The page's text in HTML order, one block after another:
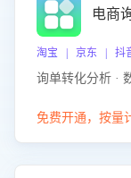
电商
淘宝 | 京东 | 抖
询单转化分析 ·
免费开通，按量